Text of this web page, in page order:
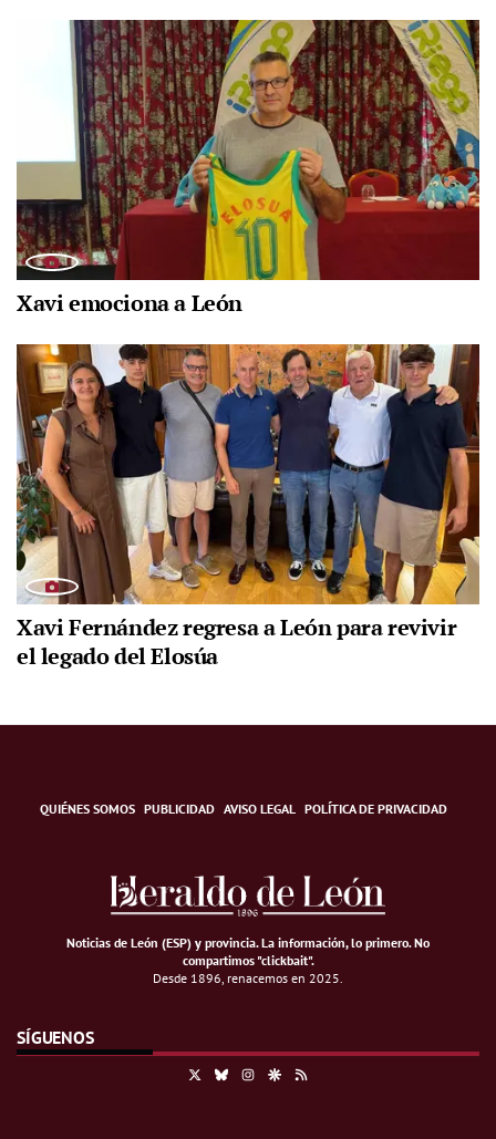
Xavi emociona a León
Xavi Fernández regresa a León para revivir
el legado del Elosúa
QUIÉNES SOMOS PUBLICIDAD AVISO LEGAL POLÍTICA DE PRIVACIDAD
Noticias de León (ESP) y provincia. La información, lo primero.No
compartimos "clickbait".
Desde 1896, renacemos en 2025.
SÍGUENOS
BlueskyInstagramGoogle Discover